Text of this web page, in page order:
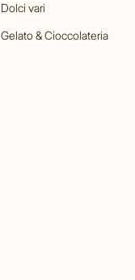
Dolci vari
Gelato & Cioccolateria